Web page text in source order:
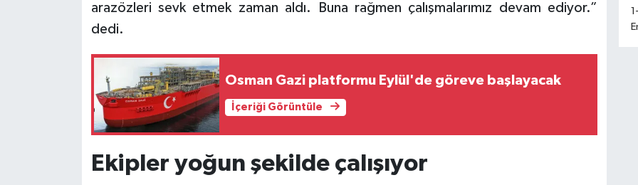
arazözleri sevk etmek zaman aldı. Buna rağmen çalışmalarımız devam ediyor.”
dedi.
Osman Gazi platformu Eylül'de göreve başlayacak
İçeriği Görüntüle
Ekipler yoğun şekilde çalışıyor